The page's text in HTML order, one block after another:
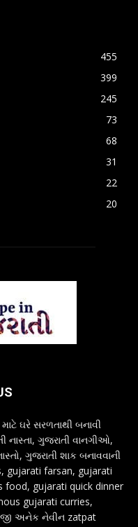
455
399
245
73
68
31
22
20
ઘરે સરળતાથી બનાવી
નાસ્તા, ગુજરાતી વાનગીઓ,
ગુજરાતી શાક બનાવવાની
gujarati farsan, gujarati
gujarati quick dinner
gujarati curries,
અનેક નેવીન zatpat